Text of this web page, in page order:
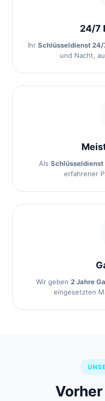
24/7
Ihr Schlüsseldienst
und Nacht,
Als
erfahrener
Wir geben 2 Jahre
eingesetzten